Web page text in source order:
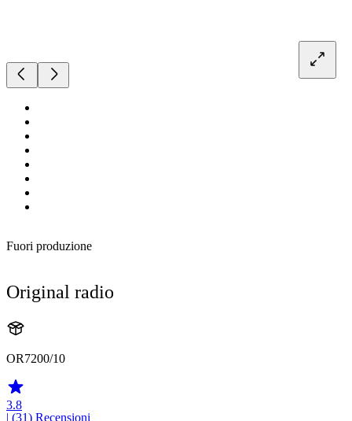
Fuori produzione
Original radio
OR7200/10
3.8
| (31) Recensioni